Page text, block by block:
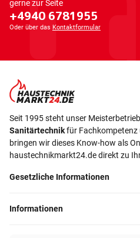
gerne zur Seite
+4940 6781955
Oder über das Kontaktformular
Seit 1995 steht unser
Sanitärtechnikfür Fachkompetenz
bringen wir dieses Know-how als
haustechnikmarkt24.de direkt zu
Gesetzliche Informationen
Informationen